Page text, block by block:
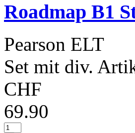
Roadmap B1
Pearson ELT
Set mit div.
CHF
69.90